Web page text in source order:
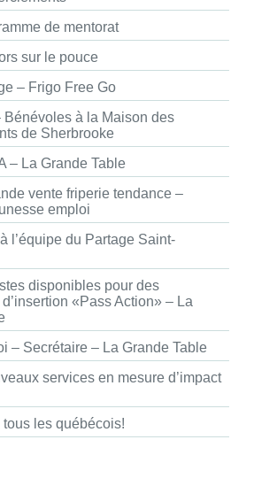
de mentorat
sur le pouce
– Frigo Free Go
Bénévoles à la Maison des
de Sherbrooke
– La Grande Table
vente friperie tendance –
emploi
l’équipe du Partage Saint-
disponibles pour des
«Pass Action» – La
– Secrétaire – La Grande Table
services en mesure d’impact
tous les québécois!